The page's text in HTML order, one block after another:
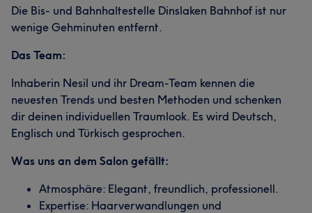
Die Bis- und Bahnhaltestelle Dinslaken Bahnhof ist nur
wenige Gehminuten entfernt.
Das Team:
Inhaberin Nesil und ihr Dream-Team kennen die
neuesten Trends und besten Methoden und schenken
dir deinen individuellen Traumlook. Es wird Deutsch,
Englisch und Türkisch gesprochen.
Was uns an dem Salon gefällt:
Atmosphäre: Elegant, freundlich, professionell.
Expertise: Haarverwandlungen und